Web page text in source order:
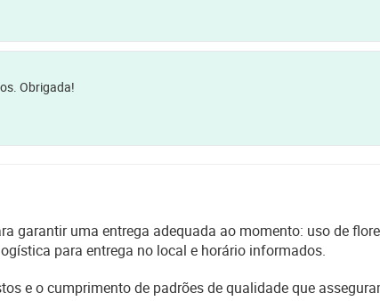
Obrigada!
garantir uma entrega adequada ao momento: uso de
para entrega no local e horário informados.
e o cumprimento de padrões de qualidade que